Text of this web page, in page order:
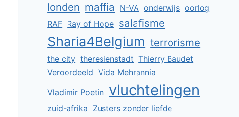
londen maffia N-VA onderwijs oorlog
RAF Ray of Hope salafisme
Sharia4Belgium terrorisme
the city theresienstadt Thierry Baudet
Veroordeeld Vida Mehrannia
Vladimir Poetin vluchtelingen
zuid-afrika Zusters zonder liefde